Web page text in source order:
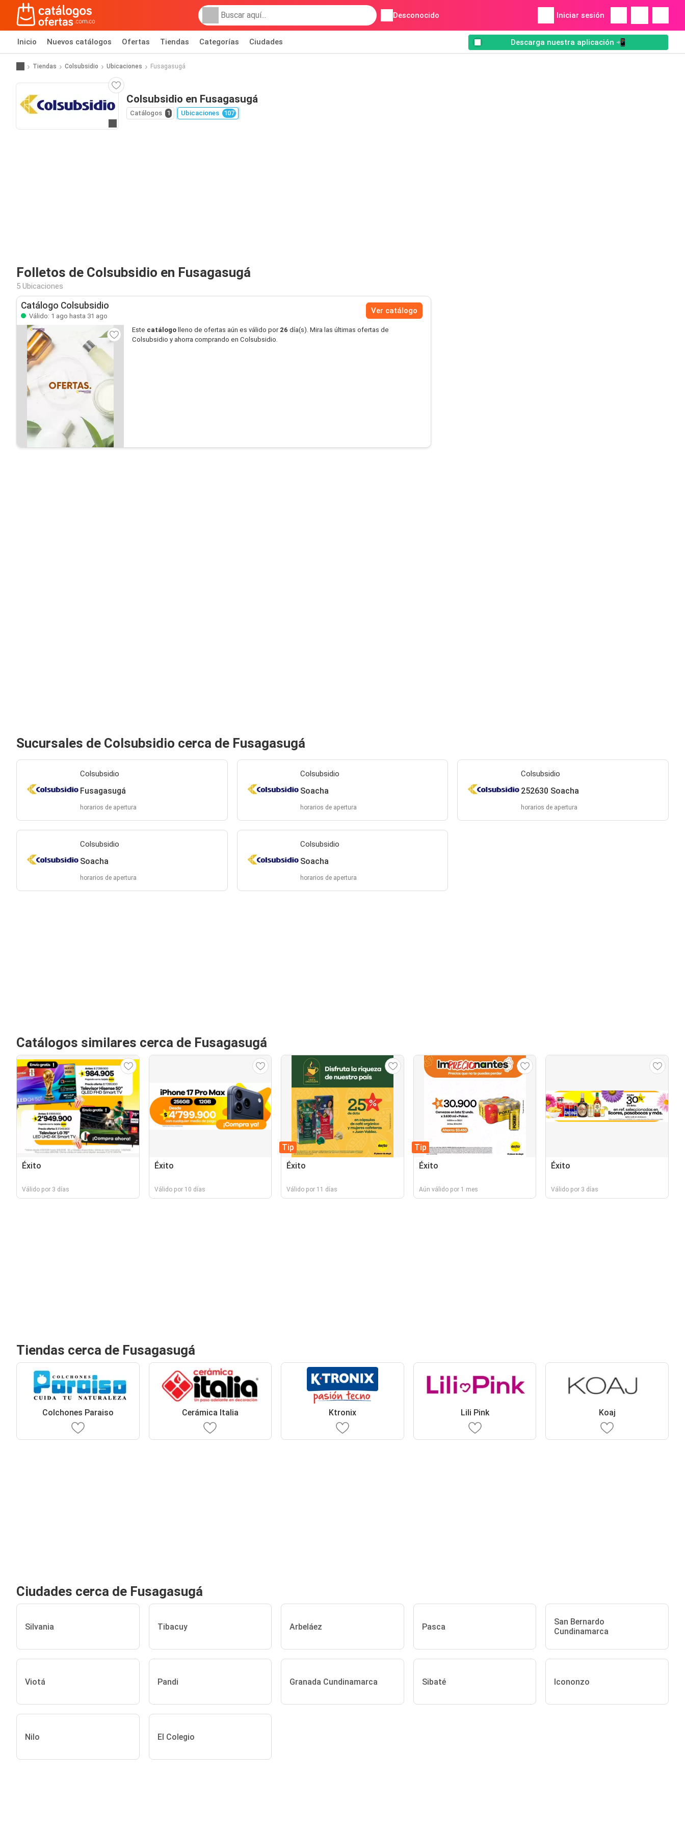
Desconocido Iniciar sesión
Inicio Nuevos catálogos Ofertas Tiendas Categorías Ciudades Descarga nuestra aplicación 📲
Tiendas Colsubsidio Ubicaciones Fusagasugá
Colsubsidio en Fusagasugá
Catálogos 1 Ubicaciones 107
Folletos de Colsubsidio en Fusagasugá
5 Ubicaciones
Catálogo Colsubsidio
Válido: 1 ago hasta 31 ago
Ver catálogo
Este catálogo lleno de ofertas aún es válido por 26 día(s). Mira las últimas ofertas de
Colsubsidio y ahorra comprando en Colsubsidio.
Sucursales de Colsubsidio cerca de Fusagasugá
Colsubsidio
Fusagasugá
horarios de apertura
Colsubsidio
Soacha
horarios de apertura
Colsubsidio
252630 Soacha
horarios de apertura
Colsubsidio
Soacha
horarios de apertura
Colsubsidio
Soacha
horarios de apertura
Catálogos similares cerca de Fusagasugá
Éxito
Válido por 3 días
Éxito
Válido por 10 días
Tip
Éxito
Válido por 11 días
Tip
Éxito
Aún válido por 1 mes
Éxito
Válido por 3 días
Tiendas cerca de Fusagasugá
Colchones Paraiso Cerámica Italia Ktronix Lili Pink Koaj
Ciudades cerca de Fusagasugá
Silvania Tibacuy Arbeláez Pasca
San Bernardo
Cundinamarca
Viotá Pandi Granada Cundinamarca Sibaté Icononzo
Nilo El Colegio